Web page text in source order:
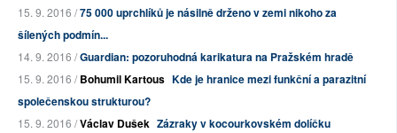
15. 9. 2016 /75 000 uprchlíků je násilně drženo v zemi nikoho za
šílených podmín...
14. 9. 2016 /Guardian: pozoruhodná karikatura na Pražském hradě
15. 9. 2016 /Bohumil Kartous Kde je hranice mezi funkční a parazitní
společenskou strukturou?
15. 9. 2016 /Václav Dušek Zázraky v kocourkovském dolíčku